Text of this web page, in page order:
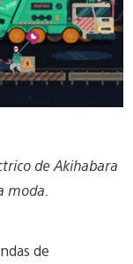
de Akihabara
moda.
de